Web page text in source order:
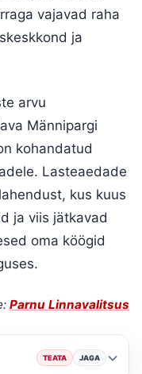
vajavad raha
ja
arvu
Männipargi
kohandatud
Lasteaedade
kus kuus
ja viis jätkavad
oma köögid
Parnu Linnavalitsus
TEATA JAGA